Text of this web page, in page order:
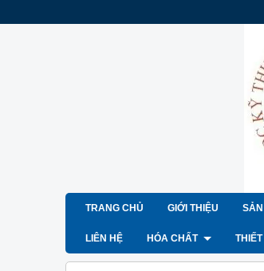
TRANG CHỦ GIỚI THIỆU
LIÊN HỆ HÓA CHẤT THIẾT